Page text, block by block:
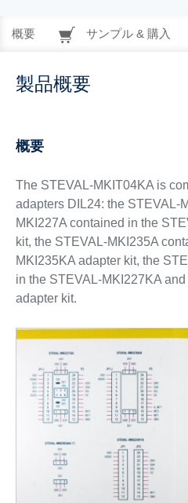
概要 サンプル & 購入
製品概要
概要
The STEVAL-MKIT04KA is
adapters DIL24: the STEVAL-
MKI227A contained in the
kit, the STEVAL-MKI235A
MKI235KA adapter kit, the
in the STEVAL-MKI227KA
adapter kit.